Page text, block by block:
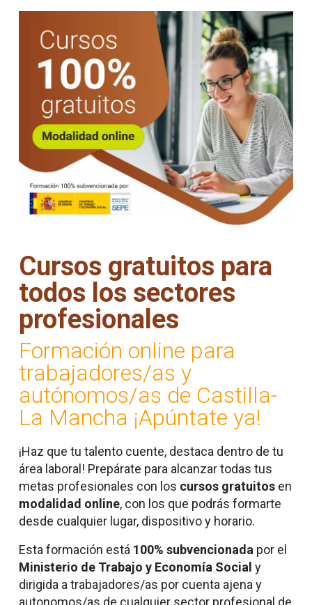
Cursos gratuitos para
todos los sectores
profesionales
Formación online para
trabajadores/as y
autónomos/as de Castilla-
La Mancha ¡Apúntate ya!
¡Haz que tu talento cuente, destaca dentro de tu
área laboral! Prepárate para alcanzar todas tus
metas profesionales con los cursos gratuitosen
modalidad online, con los que podrás formarte
desde cualquier lugar, dispositivo y horario.
Esta formación está 100% subvencionada por el
Ministerio de Trabajo y Economía Social y
dirigida a trabajadores/as por cuenta ajena y
autonomos/as de cualquier sector profesional de